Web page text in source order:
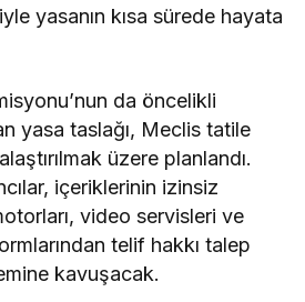
yasanın kısa sürede hayata
da öncelikli
yasa taslağı, Meclis tatile
üzere planlandı.
içeriklerinin izinsiz
video servisleri ve
telif hakkı talep
kavuşacak.